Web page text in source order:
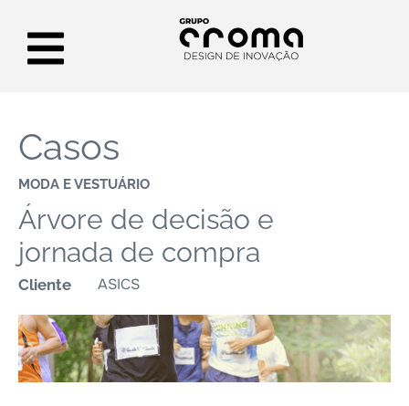
Casos
MODA E VESTUÁRIO
Árvore de decisão e
jornada de compra
Cliente ASICS